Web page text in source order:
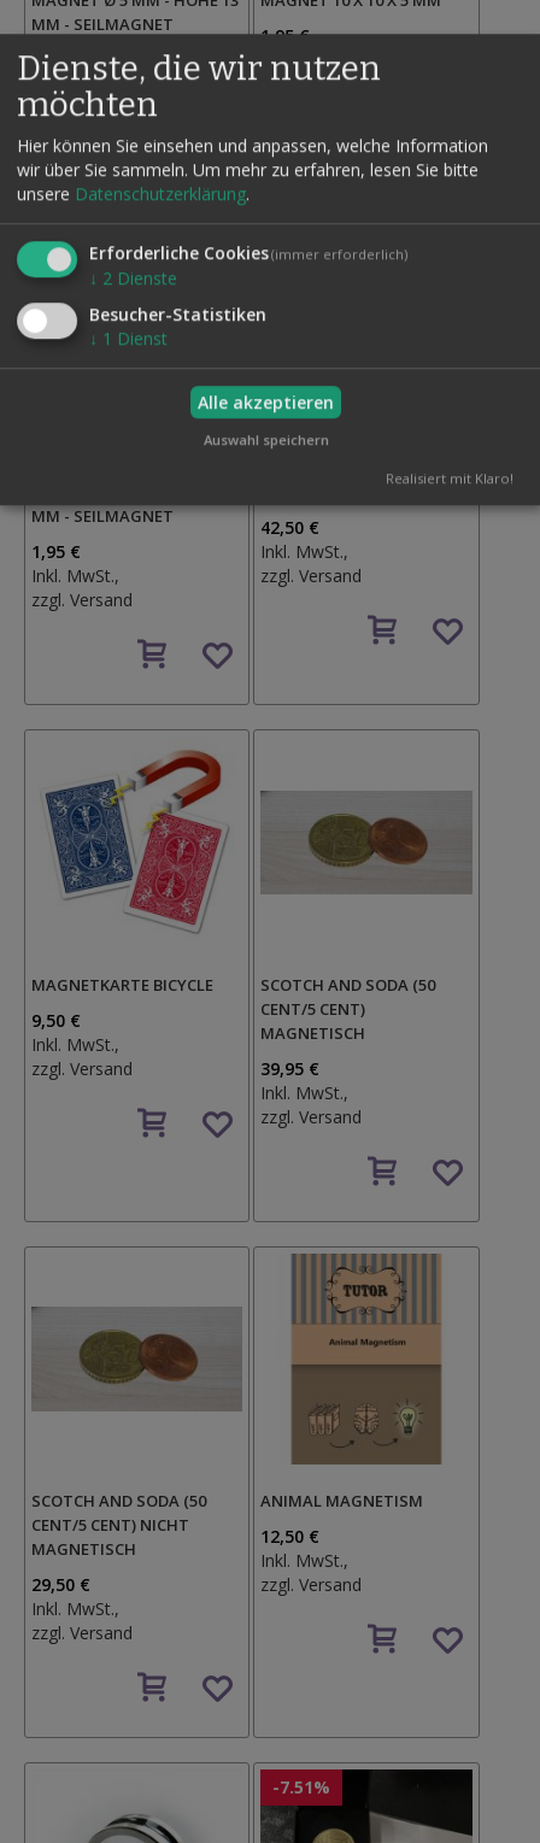
MM - SEILMAGNET
1,95 €
Inkl. MwSt.,
zzgl.Versand
Auf
den
Wunschzettel
1,95 €
Inkl. MwSt.,
zzgl.Versand
den
Wunschzettel
MM - SEILMAGNET
1,95 €
Inkl. MwSt.,
zzgl. Versand
den
42,50 €
Inkl. MwSt.,
zzgl.Versand
den
MAGNETKARTE BICYCLE
9,50 €
Inkl. MwSt.,
zzgl. Versand
den
SCOTCH AND SODA (50
CENT/5 CENT)
MAGNETISCH
39,95 €
Inkl. MwSt.,
zzgl.Versand
den
SCOTCH AND SODA (50
CENT/5 CENT) NICHT
MAGNETISCH
29,50 €
Inkl. MwSt.,
zzgl. Versand
den
ANIMAL MAGNETISM
12,50 €
Inkl. MwSt.,
zzgl.Versand
den
-7.51%
Dienste, die wir nutzen
möchten
Hier können Sie einsehen und anpassen, welche Information
wir über Sie sammeln. Um mehr zu erfahren, lesen Sie bitte
unsere Datenschutzerklärung.
Erforderliche Cookies(immer erforderlich)
↓ 2 Dienste
Besucher-Statistiken
↓ 1 Dienst
Alle akzeptieren
Auswahl speichern
Realisiert mit Klaro!